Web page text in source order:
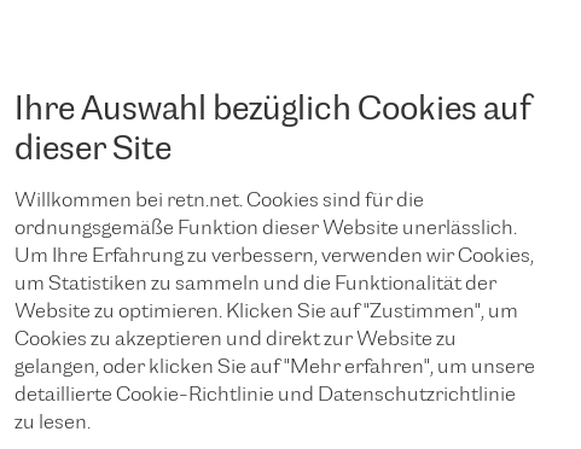
Ihre Auswahl bezüglich Cookies auf
dieser Site
Willkommen bei retn.net. Cookies sind für die
ordnungsgemäße Funktion dieser Website unerlässlich.
Um Ihre Erfahrung zu verbessern, verwenden wir Cookies,
um Statistiken zu sammeln und die Funktionalität der
Website zu optimieren. Klicken Sie auf "Zustimmen", um
Cookies zu akzeptieren und direkt zur Website zu
gelangen, oder klicken Sie auf "Mehr erfahren", um unsere
detaillierte Cookie-Richtlinie und Datenschutzrichtlinie
zu lesen.